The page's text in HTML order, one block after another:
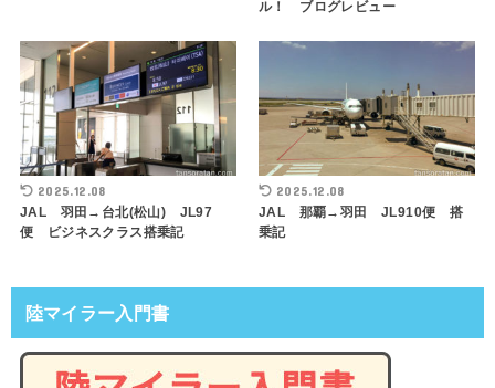
ル！ ブログレビュー
2025.12.08
JAL 羽田→台北(松山) JL97
便 ビジネスクラス搭乗記
2025.12.08
JAL 那覇→羽田 JL910便 搭
乗記
陸マイラー入門書